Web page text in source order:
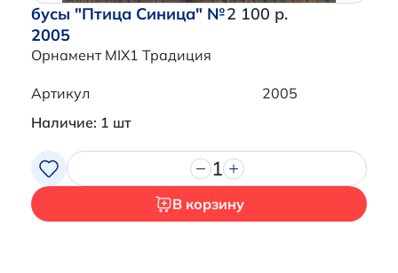
бусы "Птица Синица" №
2005
Орнамент MIX1 Традиция
2 100 р.
Артикул
2005
Наличие: 1 шт
1
В корзину